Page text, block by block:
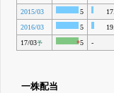
2015/03
5
2016/03
5
17/03予 *5 -
一株配当